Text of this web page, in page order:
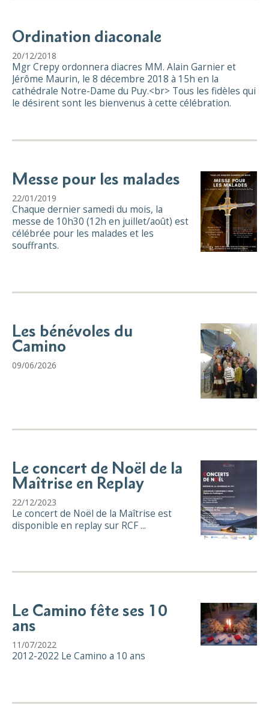
Ordination diaconale
20/12/2018
Mgr Crepy ordonnera diacres MM. Alain Garnier et
Jérôme Maurin, le 8 décembre 2018 à 15h en la
cathédrale Notre-Dame du Puy.<br> Tous les fidèles qui
le désirent sont les bienvenus à cette célébration.
Messe pour les malades
22/01/2019
Chaque dernier samedi du mois, la
messe de 10h30 (12h en juillet/août) est
célébrée pour les malades et les
souffrants.
Les bénévoles du
Camino
09/06/2026
Le concert de Noël de la
Maîtrise en Replay
22/12/2023
Le concert de Noël de la Maîtrise est
disponible en replay sur RCF ...
Le Camino fête ses 10
ans
11/07/2022
2012-2022 Le Camino a 10 ans